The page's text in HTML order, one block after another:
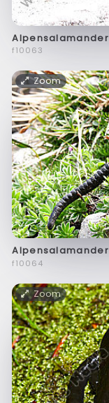
Alpensalamander
f10063
Zoom
Alpensalamander
f10064
Zoom